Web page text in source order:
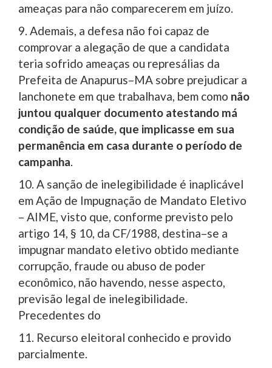
ameaças para não comparecerem em juízo.
9. Ademais, a defesa não foi capaz de
comprovar a alegação de que a candidata
teria sofrido ameaças ou represálias da
Prefeita de Anapurus–MA sobre prejudicar a
lanchonete em que trabalhava, bem como não
juntou qualquer documento atestando má
condição de saúde, que implicasse em sua
permanência em casa durante o período de
campanha
10. A sanção de inelegibilidade é inaplicável
em Ação de Impugnação de Mandato Eletivo
– AIME, visto que, conforme previsto pelo
artigo 14, § 10, da CF/1988, destina–se a
impugnar mandato eletivo obtido mediante
corrupção, fraude ou abuso de poder
econômico, não havendo, nesse aspecto,
previsão legal de inelegibilidade.
Precedentes do
11. Recurso eleitoral conhecido e provido
parcialmente.